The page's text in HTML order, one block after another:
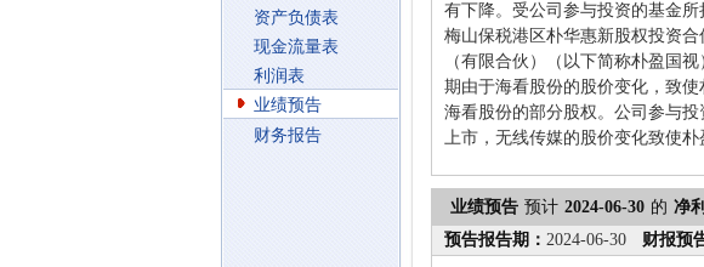
资产负债表
现金流量表
利润表
业绩预告
财务报告
有下降。受公司参与投资的基金
梅山保税港区朴华惠新股权投资
（有限合伙）（以下简称朴盈国
期由于海看股份的股价变化，致
海看股份的部分股权。公司参与
上市，无线传媒的股价变化致使朴
业绩预告 预计 2024-06-30 的 净
预告报告期： 2024-06-30 财报预